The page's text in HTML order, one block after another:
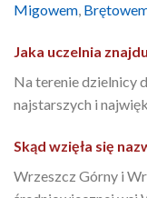
Migowem,
Jaka uczelnia
Na terenie dzielnicy
najstarszych i
Skąd wzięła się
Wrzeszcz Górny i